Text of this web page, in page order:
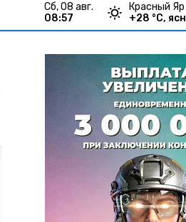
сб, 08 авг.
08:57
Красный Яр
+28 °С,